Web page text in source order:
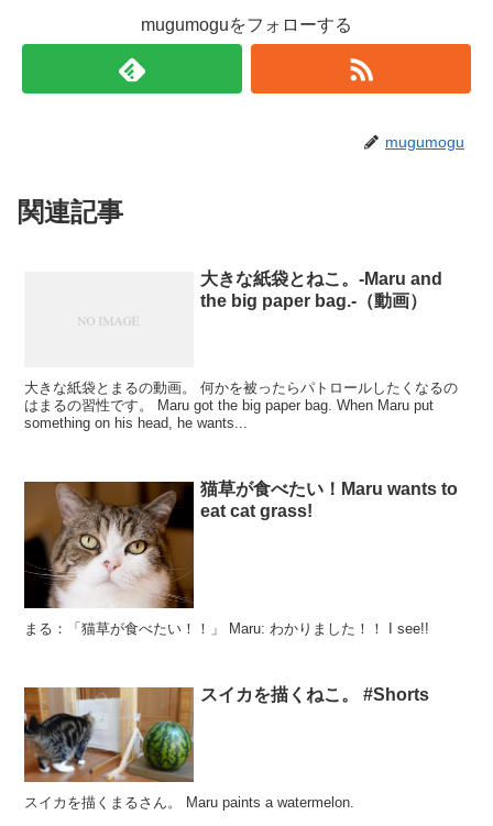
mugumoguをフォローする
mugumogu
関連記事
大きな紙袋とねこ。-Maru and
the big paper bag.-（動画）
大きな紙袋とまるの動画。 何かを被ったらパトロールしたくなるの
はまるの習性です。 Maru got the big paper bag. When Maru put
something on his head, he wants...
猫草が食べたい！Maru wants to
eat cat grass!
まる：「猫草が食べたい！！」 Maru: わかりました！！ I see!!
スイカを描くねこ。 #Shorts
スイカを描くまるさん。 Maru paints a watermelon.